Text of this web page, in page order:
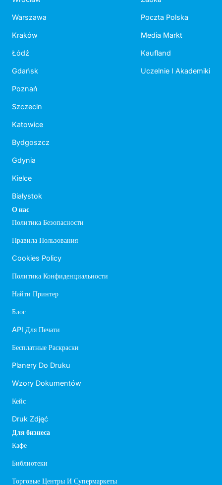
Warszawa
Kraków
Łódź
Gdańsk
Poznań
Szczecin
Katowice
Bydgoszcz
Gdynia
Kielce
Białystok
Poczta Polska
Media Markt
Kaufland
Uczelnie I Akademiki
О нас
Политика Безопасности
Правила Пользования
Cookies Policy
Политика Конфиденциальности
Найти Принтер
Блог
API Для Печати
Бесплатные Раскраски
Planery Do Druku
Wzory Dokumentów
Кейс
Druk Zdjęć
Для бизнеса
Кафе
Библиотеки
Торговые Центры И Супермаркеты